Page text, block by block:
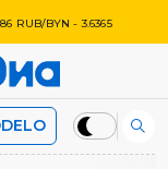
RUB/BYN - 3.6365